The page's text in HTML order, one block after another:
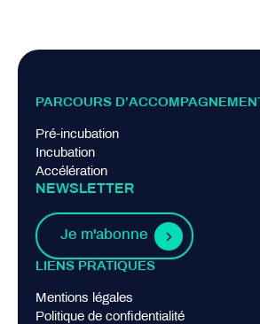
PARCOURS D’ACCOMPAGNEMENT
Pré-incubation
Incubation
Accélération
NEWSLETTER
Je m'abonne
LIENS PRATIQUES
Mentions légales
Politique de confidentialité